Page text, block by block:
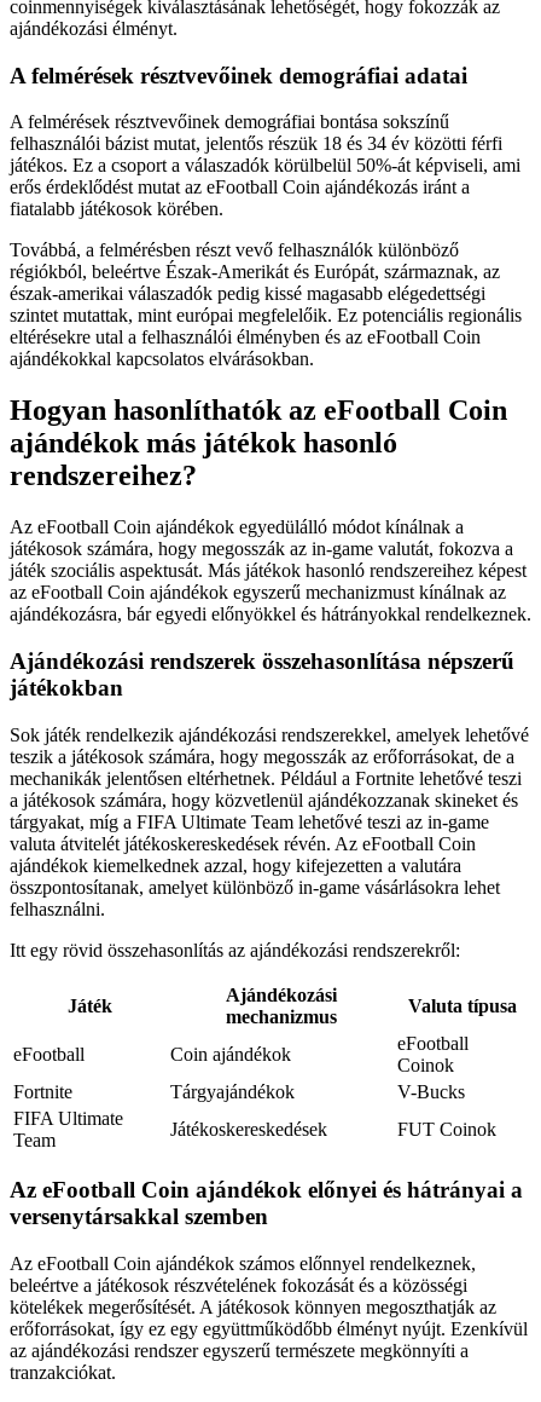
coinmennyiségek kiválasztásának lehetőségét, hogy fokozzák az
ajándékozási élményt.
A felmérések résztvevőinek demográfiai adatai
A felmérések résztvevőinek demográfiai bontása sokszínű
felhasználói bázist mutat, jelentős részük 18 és 34 év közötti férfi
játékos. Ez a csoport a válaszadók körülbelül 50%-át képviseli, ami
erős érdeklődést mutat az eFootball Coin ajándékozás iránt a
fiatalabb játékosok körében.
Továbbá, a felmérésben részt vevő felhasználók különböző
régiókból, beleértve Észak-Amerikát és Európát, származnak, az
észak-amerikai válaszadók pedig kissé magasabb elégedettségi
szintet mutattak, mint európai megfelelőik. Ez potenciális regionális
eltérésekre utal a felhasználói élményben és az eFootball Coin
ajándékokkal kapcsolatos elvárásokban.
Hogyan hasonlíthatók az eFootball Coin
ajándékok más játékok hasonló
rendszereihez?
Az eFootball Coin ajándékok egyedülálló módot kínálnak a
játékosok számára, hogy megosszák az in-game valutát, fokozva a
játék szociális aspektusát. Más játékok hasonló rendszereihez képest
az eFootball Coin ajándékok egyszerű mechanizmust kínálnak az
ajándékozásra, bár egyedi előnyökkel és hátrányokkal rendelkeznek.
Ajándékozási rendszerek összehasonlítása népszerű
játékokban
Sok játék rendelkezik ajándékozási rendszerekkel, amelyek lehetővé
teszik a játékosok számára, hogy megosszák az erőforrásokat, de a
mechanikák jelentősen eltérhetnek. Például a Fortnite lehetővé teszi
a játékosok számára, hogy közvetlenül ajándékozzanak skineket és
tárgyakat, míg a FIFA Ultimate Team lehetővé teszi az in-game
valuta átvitelét játékoskereskedések révén. Az eFootball Coin
ajándékok kiemelkednek azzal, hogy kifejezetten a valutára
összpontosítanak, amelyet különböző in-game vásárlásokra lehet
felhasználni.
Itt egy rövid összehasonlítás az ajándékozási rendszerekről:
Játék
Ajándékozási
mechanizmus
Valuta típusa
eFootball Coin ajándékok
eFootball
Coinok
Fortnite
Tárgyajándékok
V-Bucks
FIFA Ultimate
Team
Játékoskereskedések FUT Coinok
Az eFootball Coin ajándékok előnyei és hátrányai a
versenytársakkal szemben
Az eFootball Coin ajándékok számos előnnyel rendelkeznek,
beleértve a játékosok részvételének fokozását és a közösségi
kötelékek megerősítését. A játékosok könnyen megoszthatják az
erőforrásokat, így ez egy együttműködőbb élményt nyújt. Ezenkívül
az ajándékozási rendszer egyszerű természete megkönnyíti a
tranzakciókat.